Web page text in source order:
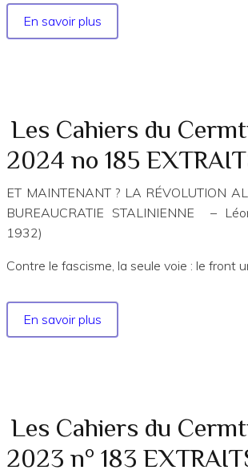
En savoir plus
Les
année
2025
n°
EXTRAITS
Les Cahiers du
2024 no 185
ET MAINTENANT ? LA RÉVOLUTION
BUREAUCRATIE STALINIENNE –
1932)
Contre le fascisme, la seule voie : le front
En savoir plus
Les
année
2024
no
Les Cahiers du
2023 n° 183